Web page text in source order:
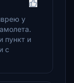
у
пункт и
с